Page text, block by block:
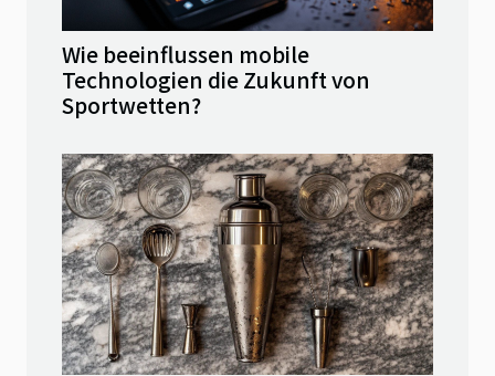
Wie beeinflussen mobile
Technologien die Zukunft von
Sportwetten?